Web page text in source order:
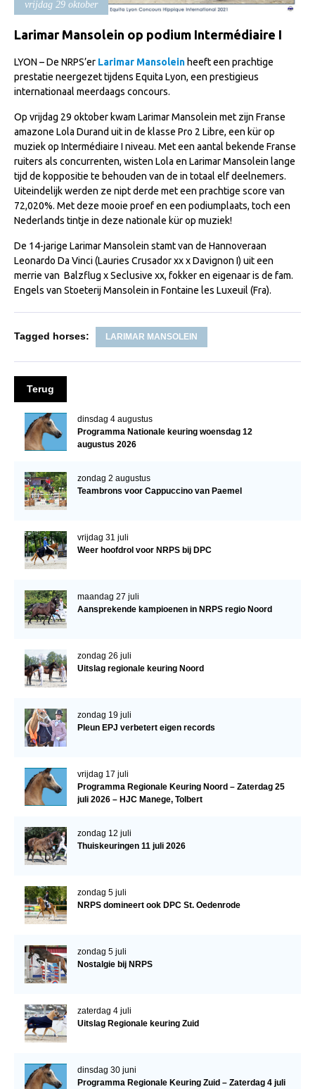
Import registratie
Veulenregistratie
I&R Registratie
Informatie overschrijven paspoort
Animal Health Regulation
Gids voor Goede Praktijken
Marktplaats
Tarievenlijst
Webshop
Evenementen
NRPS Keuringen
Late Veulenkeuring
ABOP
Sport
Wereldkampioenschap Jonge Paarden
Evenementen
Arabissimo
Veulenregistratie
Zoek een NRPS paard
Informatie aan je paard of pony toevoegen
Onze fokkerij
Fokprogramma's en registratie
Veulen registratie
Predicaten
Cornage
WBSFH
Dekhengsten
Zoek een hengst
Informatie Hengstenkeuring
vrijdag 29 oktober
Larimar Mansolein op podium Intermédiaire I
LYON – De NRPS’er Larimar Mansoleinheeft een prachtige
prestatie neergezet tijdens Equita Lyon, een prestigieus
internationaal meerdaags concours.
Op vrijdag 29 oktober kwam Larimar Mansolein met zijn Franse
amazone Lola Durand uit in de klasse Pro 2 Libre, een kür op
muziek op Intermédiaire I niveau. Met een aantal bekende Franse
ruiters als concurrenten, wisten Lola en Larimar Mansolein lange
tijd de koppositie te behouden van de in totaal elf deelnemers.
Uiteindelijk werden ze nipt derde met een prachtige score van
72,020%. Met deze mooie proef en een podiumplaats, toch een
Nederlands tintje in deze nationale kür op muziek!
De 14-jarige Larimar Mansolein stamt van de Hannoveraan
Leonardo Da Vinci (Lauries Crusador xx x Davignon I) uit een
merrie van Balzflug x Seclusive xx, fokker en eigenaar is de fam.
Engels van Stoeterij Mansolein in Fontaine les Luxeuil (Fra).
Tagged horses: LARIMAR MANSOLEIN
Terug
dinsdag 4 augustus
Programma Nationale keuring woensdag 12
augustus 2026
zondag 2 augustus
Teambrons voor Cappuccino van Paemel
vrijdag 31 juli
Weer hoofdrol voor NRPS bij DPC
maandag 27 juli
Aansprekende kampioenen in NRPS regio Noord
zondag 26 juli
Uitslag regionale keuring Noord
zondag 19 juli
Pleun EPJ verbetert eigen records
vrijdag 17 juli
Programma Regionale Keuring Noord – Zaterdag 25
juli 2026 – HJC Manege, Tolbert
zondag 12 juli
Thuiskeuringen 11 juli 2026
zondag 5 juli
NRPS domineert ook DPC St. Oedenrode
zondag 5 juli
Nostalgie bij NRPS
zaterdag 4 juli
Uitslag Regionale keuring Zuid
dinsdag 30 juni
Programma Regionale Keuring Zuid – Zaterdag 4 juli